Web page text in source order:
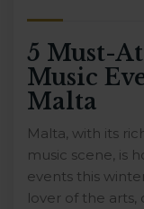
5 Must-
Music
Malta
Malta, with its
music scene, is
events this
lover of the arts,